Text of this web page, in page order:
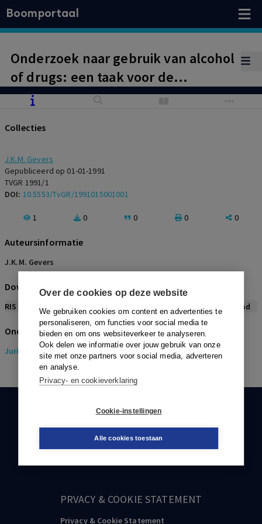
Over de cookies op deze website
We gebruiken cookies om content en advertenties te
personaliseren, om functies voor social media te
bieden en om ons websiteverkeer te analyseren.
Ook delen we informatie over jouw gebruik van onze
site met onze partners voor social media, adverteren
en analyse.
Privacy- en cookieverklaring
Cookie-instellingen
Alle cookies toestaan
Boomportaal
Onderzoek naar gebruik van alcohol
of drugs: een taak voor de
bedrijfsarts?
Collecties
J.K.M. Gevers
Gepubliceerd op 01-01-1991
TVGR 1991/1
DOI: 10.5553/TvGR/1991015001001
1 0 0 0 0
Auteursinformatie
J.K.M. Gevers
Download citeerwijze bij dit artikel
RIS BibTex APA Vancouver Leidraad
Onderwerpen
Juridisch > Gezondheidsrecht
KLANTENSERVICE
088-0301000
PRVACY & COOKIE STATEMENT
Privacy & Cookie Statement